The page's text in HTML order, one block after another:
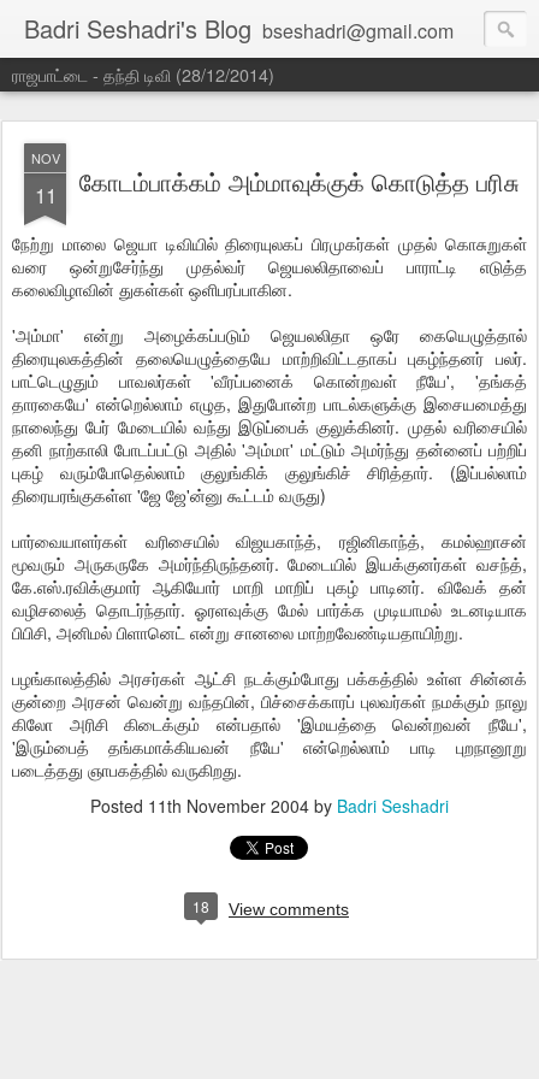
Badri Seshadri's Blog bseshadri@gmail.com
ராஜபாட்டை - தந்தி டிவி (28/12/2014)
NOV
11 கோடம்பாக்கம் அம்மாவுக்குக் கொடுத்த பரிசு
நேற்று மாலை ஜெயா டிவியில் திரையுலகப் பிரமுகர்கள் முதல் கொசுறுகள்
வரை ஒன்றுசேர்ந்து முதல்வர் ஜெயலலிதாவைப் பாராட்டி எடுத்த
கலைவிழாவின் துகள்கள் ஒளிபரப்பாகின.
'அம்மா' என்று அழைக்கப்படும் ஜெயலலிதா ஒரே கையெழுத்தால்
திரையுலகத்தின் தலையெழுத்தையே மாற்றிவிட்டதாகப் புகழ்ந்தனர் பலர்.
பாட்டெழுதும் பாவலர்கள் 'வீரப்பனைக் கொன்றவள் நீயே', 'தங்கத்
தாரகையே' என்றெல்லாம் எழுத, இதுபோன்ற பாடல்களுக்கு இசையமைத்து
நாலைந்து பேர் மேடையில் வந்து இடுப்பைக் குலுக்கினர். முதல் வரிசையில்
தனி நாற்காலி போடப்பட்டு அதில் 'அம்மா' மட்டும் அமர்ந்து தன்னைப் பற்றிப்
புகழ் வரும்போதெல்லாம் குலுங்கிக் குலுங்கிச் சிரித்தார். (இப்பல்லாம்
திரையரங்குகள்ள 'ஜே ஜே'ன்னு கூட்டம் வருது)
பார்வையாளர்கள் வரிசையில் விஜயகாந்த், ரஜினிகாந்த், கமல்ஹாசன்
மூவரும் அருகருகே அமர்ந்திருந்தனர். மேடையில் இயக்குனர்கள் வசந்த்,
கே.எஸ்.ரவிக்குமார் ஆகியோர் மாறி மாறிப் புகழ் பாடினர். விவேக் தன்
வழிசலைத் தொடர்ந்தார். ஓரளவுக்கு மேல் பார்க்க முடியாமல் உடனடியாக
பிபிசி, அனிமல் பிளானெட் என்று சானலை மாற்றவேண்டியதாயிற்று.
பழங்காலத்தில் அரசர்கள் ஆட்சி நடக்கும்போது பக்கத்தில் உள்ள சின்னக்
குன்றை அரசன் வென்று வந்தபின், பிச்சைக்காரப் புலவர்கள் நமக்கும் நாலு
கிலோ அரிசி கிடைக்கும் என்பதால் 'இமயத்தை வென்றவன் நீயே',
'இரும்பைத் தங்கமாக்கியவன் நீயே' என்றெல்லாம் பாடி புறநானூறு
படைத்தது ஞாபகத்தில் வருகிறது.
Posted 11th November 2004 by Badri Seshadri
18 View comments